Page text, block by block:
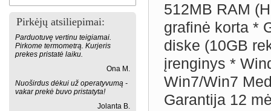
512MB RAM
grafinė korta *
diske (10GB
įrenginys *
Win7/Win7
Garantija 12
Pirkėjų atsiliepimai:
Parduotuvę vertinu teigiamai.
Pirkome termometrą. Kurjeris
prekes pristatė laiku.
Ona M.
Nuoširdus dėkui už operatyvumą -
vakar prekė buvo pristatyta!
Jolanta B.